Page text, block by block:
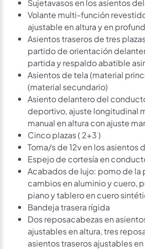
Volante multi-función
ajustable en altura y en
Asientos traseros de tres
partido de orientación
partida y respaldo abatible
Asientos de tela (material
(material secundario)
Asiento delantero del
deportivo, ajuste longitudinal
manual en altura con ajuste
Cinco plazas ( 2+3 )
Toma/s de 12v en los asientos
Espejo de cortesía en
Acabados de lujo: pomo de la
cambios en aluminio y cuero,
piano y tablero en cuero
Bandeja trasera rígida
Dos reposacabezas en
ajustables en altura, tres
asientos traseros ajustables en